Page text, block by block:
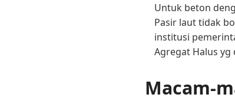
Untuk beton
Pasir laut tidak
institusi
Agregat Halus
Macam-